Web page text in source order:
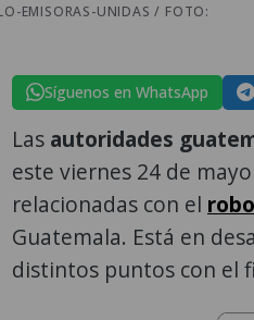
EMISORAS-UNIDAS / FOTO:
Síguenos en WhatsApp
Las autoridades
este viernes 24 de
relacionadas con el
Guatemala. Está en
distintos puntos con el